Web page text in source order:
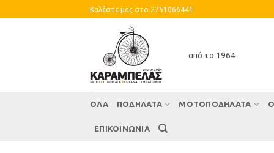
to
Καλέστε μας στο 2751066441
από το 1964
ΌΛΑ ΠΟΔΗΛΑΤΑ ΜΟΤΟΠΟΔΗΛΑΤΑ
ΕΠΙΚΟΙΝΩΝΙΑ